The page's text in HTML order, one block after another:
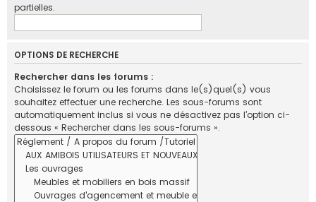
partielles.
OPTIONS DE RECHERCHE
Rechercher dans les forums :
Choisissez le forum ou les forums dans le(s)quel(s) vous
souhaitez effectuer une recherche. Les sous-forums sont
automatiquement inclus si vous ne désactivez pas l’option ci-
dessous « Rechercher dans les sous-forums ».